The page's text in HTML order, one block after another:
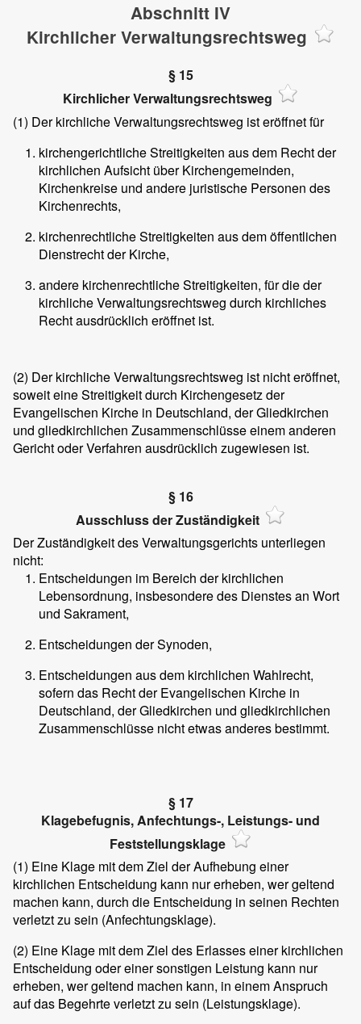
Abschnitt IV
Kirchlicher Verwaltungsrechtsweg
§ 15
Kirchlicher Verwaltungsrechtsweg
(1) Der kirchliche Verwaltungsrechtsweg ist eröffnet für
kirchengerichtliche Streitigkeiten aus dem Recht der
kirchlichen Aufsicht über Kirchengemeinden,
Kirchenkreise und andere juristische Personen des
Kirchenrechts,
kirchenrechtliche Streitigkeiten aus dem öffentlichen
Dienstrecht der Kirche,
andere kirchenrechtliche Streitigkeiten, für die der
kirchliche Verwaltungsrechtsweg durch kirchliches
Recht ausdrücklich eröffnet ist.
(2) Der kirchliche Verwaltungsrechtsweg ist nicht eröffnet,
soweit eine Streitigkeit durch Kirchengesetz der
Evangelischen Kirche in Deutschland, der Gliedkirchen
und gliedkirchlichen Zusammenschlüsse einem anderen
Gericht oder Verfahren ausdrücklich zugewiesen ist.
§ 16
Ausschluss der Zuständigkeit
Der Zuständigkeit des Verwaltungsgerichts unterliegen
nicht:
Entscheidungen im Bereich der kirchlichen
Lebensordnung, insbesondere des Dienstes an Wort
und Sakrament,
Entscheidungen der Synoden,
Entscheidungen aus dem kirchlichen Wahlrecht,
sofern das Recht der Evangelischen Kirche in
Deutschland, der Gliedkirchen und gliedkirchlichen
Zusammenschlüsse nicht etwas anderes bestimmt.
§ 17
Klagebefugnis, Anfechtungs-, Leistungs- und
Feststellungsklage
(1) Eine Klage mit dem Ziel der Aufhebung einer
kirchlichen Entscheidung kann nur erheben, wer geltend
machen kann, durch die Entscheidung in seinen Rechten
verletzt zu sein (Anfechtungsklage).
(2) Eine Klage mit dem Ziel des Erlasses einer kirchlichen
Entscheidung oder einer sonstigen Leistung kann nur
erheben, wer geltend machen kann, in einem Anspruch
auf das Begehrte verletzt zu sein (Leistungsklage).